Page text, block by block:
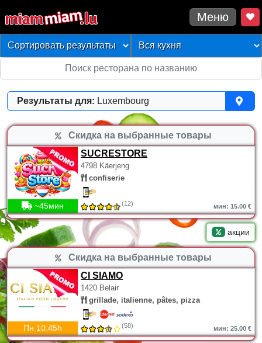
Меню
Результаты для: Luxembourg
Скидка на выбранные товары
SUCRESTORE
4798 Käerjeng
confiserie
~45мин (12) мин: 15.00 €
акции
Скидка на выбранные товары
CI SIAMO
1420 Belair
grillade, italienne, pâtes, pizza
Пн 10:45h (58) мин: 25.00 €